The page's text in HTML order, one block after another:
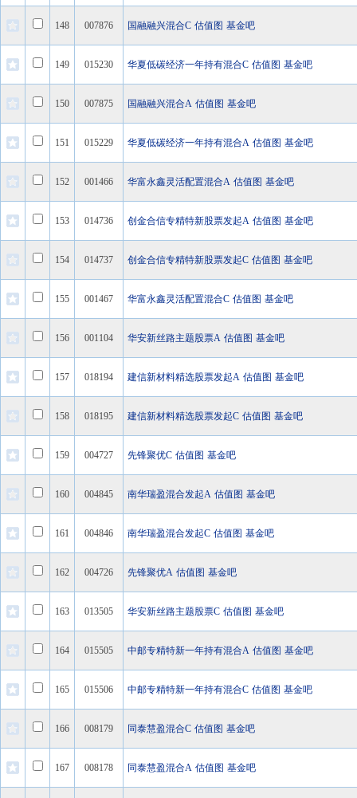
148 007876 国融融兴混合C 估值图 基金吧
149 015230 华夏低碳经济一年持有混合C 估值图 基金吧
150 007875 国融融兴混合A 估值图 基金吧
151 015229 华夏低碳经济一年持有混合A 估值图 基金吧
152 001466 华富永鑫灵活配置混合A 估值图 基金吧
153 014736 创金合信专精特新股票发起A 估值图 基金吧
154 014737 创金合信专精特新股票发起C 估值图 基金吧
155 001467 华富永鑫灵活配置混合C 估值图 基金吧
156 001104 华安新丝路主题股票A 估值图 基金吧
157 018194 建信新材料精选股票发起A 估值图 基金吧
158 018195 建信新材料精选股票发起C 估值图 基金吧
159 004727 先锋聚优C 估值图 基金吧
160 004845 南华瑞盈混合发起A 估值图 基金吧
161 004846 南华瑞盈混合发起C 估值图 基金吧
162 004726 先锋聚优A 估值图 基金吧
163 013505 华安新丝路主题股票C 估值图 基金吧
164 015505 中邮专精特新一年持有混合A 估值图 基金吧
165 015506 中邮专精特新一年持有混合C 估值图 基金吧
166 008179 同泰慧盈混合C 估值图 基金吧
167 008178 同泰慧盈混合A 估值图 基金吧